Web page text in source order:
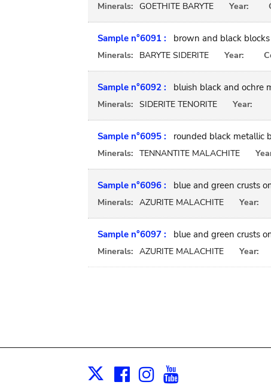
Minerals: GOETHITE BARYTE Year:
Sample n°6091 : brown and black
Minerals: BARYTE SIDERITE Year:
Sample n°6092 : bluish black and ochre
Minerals: SIDERITE TENORITE Year:
Sample n°6095 : rounded black metallic
Minerals: TENNANTITE MALACHITE
Sample n°6096 : blue and green crusts
Minerals: AZURITE MALACHITE Year:
Sample n°6097 : blue and green crusts
Minerals: AZURITE MALACHITE Year:
X Facebook
Instagram